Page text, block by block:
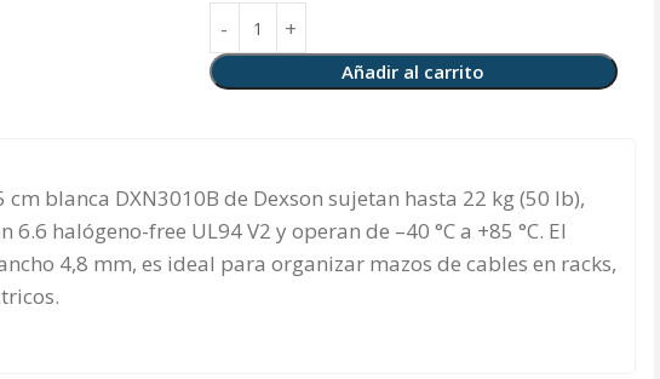
Añadir al carrito
blanca DXN3010B de Dexson sujetan hasta 22 kg (50 lb),
halógeno-free UL94 V2 y operan de –40 °C a +85 °C. El
4,8 mm, es ideal para organizar mazos de cables en racks,